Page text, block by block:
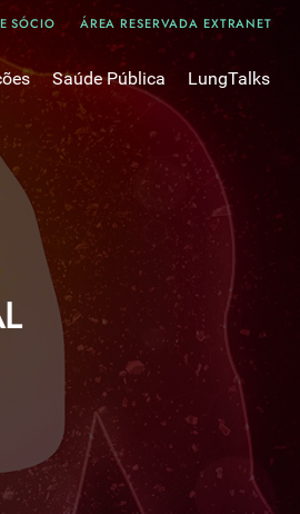
SÓCIO ÁREA RESERVADA EXTRANET
Científicas
Bibliográfica
Médicas
Recomendações e Tomadas de Posição
Sociedade Portuguesa de Pneumologia
Saúde Pública
Domiciliários
LungTalks